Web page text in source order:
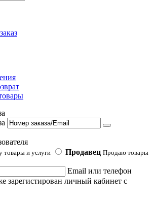
товары и услуги Продавец Продаю товары
Email или телефон
зарегистирован личный кабинет с